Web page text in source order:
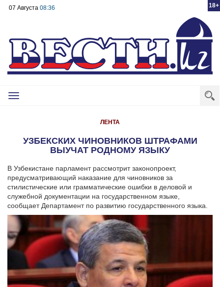
18+
07 Августа 08:36
Toggle
ЛЕНТА
УЗБЕКСКИХ ЧИНОВНИКОВ ШТРАФАМИ
ВЫУЧАТ РОДНОМУ ЯЗЫКУ
В Узбекистане парламент рассмотрит законопроект,
предусматривающий наказание для чиновников за
стилистические или грамматические ошибки в деловой и
служебной документации на государственном языке,
сообщает Департамент по развитию государственного языка.